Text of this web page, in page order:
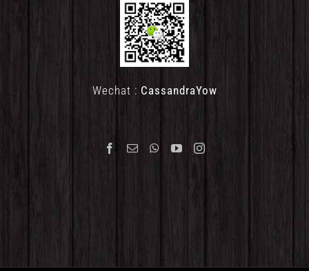
Wechat : CassandraYow